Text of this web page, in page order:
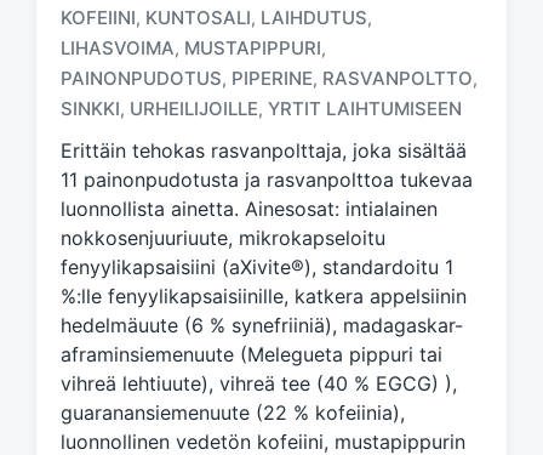
T
a
g
e
d
w
i
t
h
KOFEIINI, KUNTOSALI, LAIHDUTUS,
LIHASVOIMA, MUSTAPIPPURI,
PAINONPUDOTUS, PIPERINE, RASVANPOLTTO,
SINKKI, URHEILIJOILLE, YRTIT LAIHTUMISEEN
Erittäin tehokas rasvanpolttaja, joka sisältää
11 painonpudotusta ja rasvanpolttoa tukevaa
luonnollista ainetta. Ainesosat: intialainen
nokkosenjuuriuute, mikrokapseloitu
fenyylikapsaisiini (aXivite®), standardoitu 1
%:lle fenyylikapsaisiinille, katkera appelsiinin
hedelmäuute (6 % synefriiniä), madagaskar-
aframinsiemenuute (Melegueta pippuri tai
vihreä lehtiuute), vihreä tee (40 % EGCG) ),
guaranansiemenuute (22 % kofeiinia),
luonnollinen vedetön kofeiini, mustapippurin